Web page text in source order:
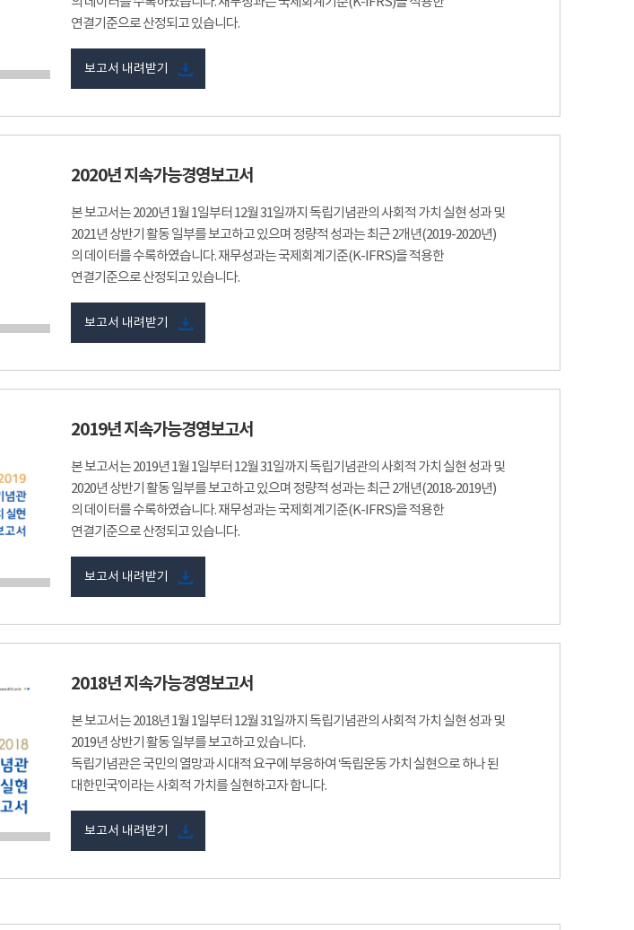
연결기준으로 산정되고 있습니다.
보고서 내려받기
2020년 지속가능경영보고서
본 보고서는 2020년 1월 1일부터 12월 31일까지 독립기념관의 사회적 가치 실현 성과 및
2021년 상반기 활동 일부를 보고하고 있으며 정량적 성과는 최근 2개년(2019-2020년)
의 데이터를 수록하였습니다. 재무성과는 국제회계기준(K-IFRS)을 적용한
연결기준으로 산정되고 있습니다.
보고서 내려받기
2019년 지속가능경영보고서
본 보고서는 2019년 1월 1일부터 12월 31일까지 독립기념관의 사회적 가치 실현 성과 및
2020년 상반기 활동 일부를 보고하고 있으며 정량적 성과는 최근 2개년(2018-2019년)
의 데이터를 수록하였습니다. 재무성과는 국제회계기준(K-IFRS)을 적용한
연결기준으로 산정되고 있습니다.
보고서 내려받기
2018년 지속가능경영보고서
본 보고서는 2018년 1월 1일부터 12월 31일까지 독립기념관의 사회적 가치 실현 성과 및
2019년 상반기 활동 일부를 보고하고 있습니다.
독립기념관은 국민의 열망과 시대적 요구에 부응하여 ‘독립운동 가치 실현으로 하나 된
대한민국’이라는 사회적 가치를 실현하고자 합니다.
보고서 내려받기